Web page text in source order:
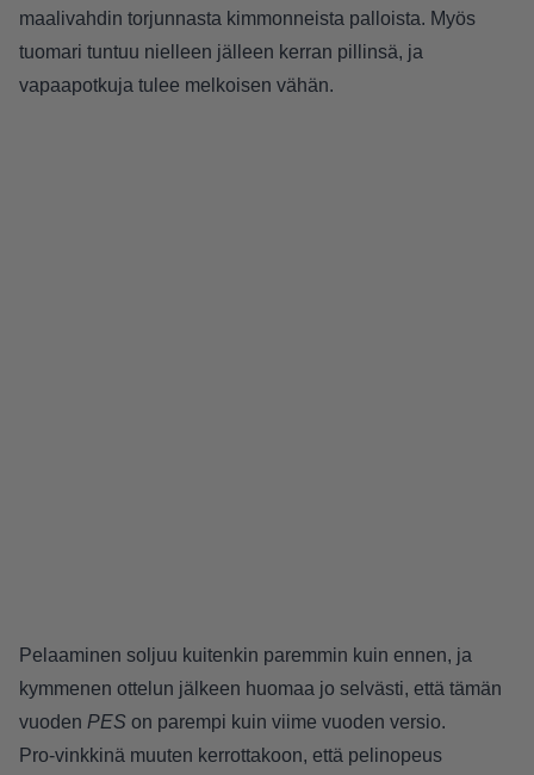
maalivahdin torjunnasta kimmonneista palloista. Myös
tuomari tuntuu nielleen jälleen kerran pillinsä, ja
vapaapotkuja tulee melkoisen vähän.
Pelaaminen soljuu kuitenkin paremmin kuin ennen, ja
kymmenen ottelun jälkeen huomaa jo selvästi, että tämän
vuoden PES on parempi kuin viime vuoden versio.
Pro-vinkkinä muuten kerrottakoon, että pelinopeus